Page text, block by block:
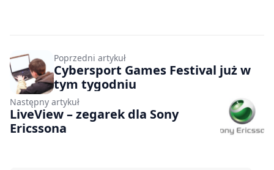
Poprzedni artykuł
Cybersport Games Festival już w
tym tygodniu
Następny artykuł
LiveView – zegarek dla Sony
Ericssona